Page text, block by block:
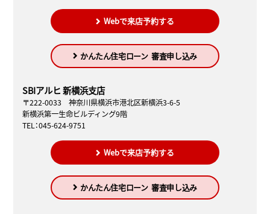
Webで来店予約する
かんたん住宅ローン 審査申し込み
SBIアルヒ 新横浜支店
〒222-0033 神奈川県横浜市港北区新横浜3-6-5
新横浜第一生命ビルディング9階
TEL：045-624-9751
Webで来店予約する
かんたん住宅ローン 審査申し込み